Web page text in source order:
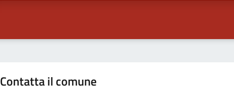
Contatta il comune